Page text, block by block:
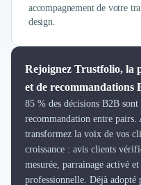
Bureaux d'Entreprise
Déménagement
Impression
Traduction
Traiteur & Restauration
Conception & Aménagement
Sourcing et Imports
Développement à l'international
Accélérateurs et incubateurs
accompagnement de votre
design.
Rejoignez Trustfolio, la
et de recommandations
85 % des décisions B2B
recommandation entre
transformez la voix de vos
croissance : avis clients
mesurée, parrainage activé
professionnelle. Déjà adopté